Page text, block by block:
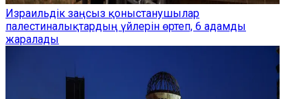
Израильдік заңсыз қоныстанушылар
палестиналықтардың үйлерін өртеп, 6 адамды
жаралады